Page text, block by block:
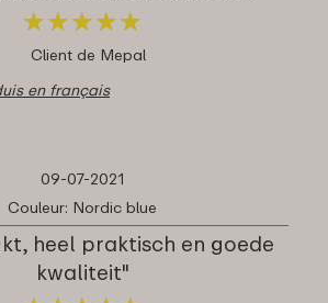
★★★★★
★★★★★
Client de Mepal
en français
09-07-2021
Couleur: Nordic blue
heel praktisch en goede
kwaliteit"